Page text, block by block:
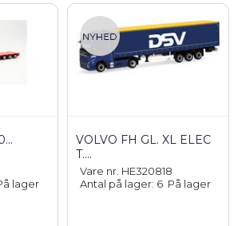
lager
VOLVO FH GL. XL ELEC
T....
Vare nr. HE320818
Antal på lager: 6 På lager